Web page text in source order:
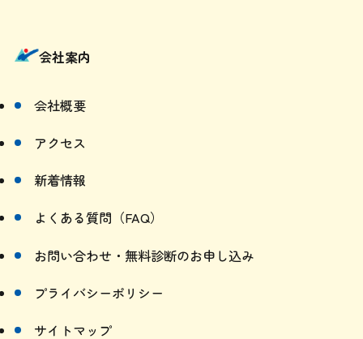
会社案内
会社概要
アクセス
新着情報
よくある質問（FAQ）
お問い合わせ・無料診断のお申し込み
プライバシーポリシー
サイトマップ